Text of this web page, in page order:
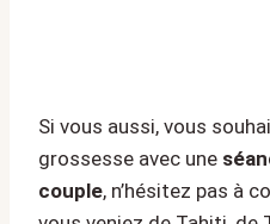
Si vous aussi, vous
grossesse avec une
couple, n’hésitez pas à